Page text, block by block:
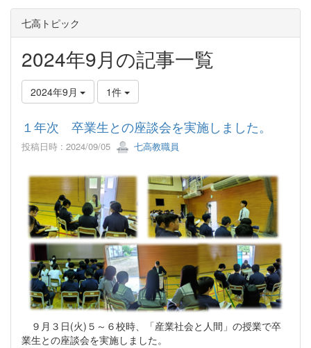
七高トピック
2024年9月の記事一覧
2024年9月 1件
１年次 卒業生との座談会を実施しました。
投稿日時 : 2024/09/05 七高教職員
９月３日(火)５～６校時、「産業社会と人間」の授業で卒
業生との座談会を実施しました。